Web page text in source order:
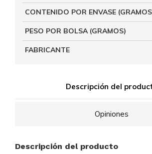
Descripción del
Opiniones
Descripción del producto
CONTENIDO POR ENVASE
PESO POR BOLSA (GRAMOS)
FABRICANTE